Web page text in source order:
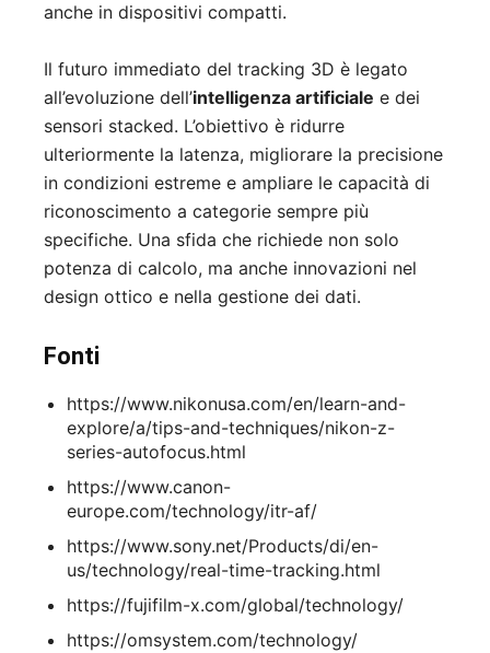
anche in dispositivi compatti.
Il futuro immediato del tracking 3D è legato
all’evoluzione dell’intelligenza artificiale e dei
sensori stacked. L’obiettivo è ridurre
ulteriormente la latenza, migliorare la precisione
in condizioni estreme e ampliare le capacità di
riconoscimento a categorie sempre più
specifiche. Una sfida che richiede non solo
potenza di calcolo, ma anche innovazioni nel
design ottico e nella gestione dei dati.
Fonti
https://www.nikonusa.com/en/learn-and-
explore/a/tips-and-techniques/nikon-z-
series-autofocus.html
https://www.canon-
europe.com/technology/itr-af/
https://www.sony.net/Products/di/en-
us/technology/real-time-tracking.html
https://fujifilm-x.com/global/technology/
https://omsystem.com/technology/